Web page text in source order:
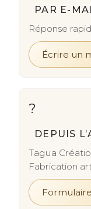
PAR E-
Réponse
Écrire un
?
DEPUIS
Tagua
Fabrication